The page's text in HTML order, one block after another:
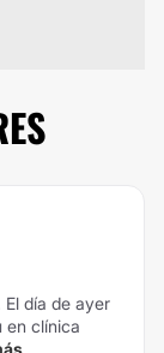
día de ayer
en clínica